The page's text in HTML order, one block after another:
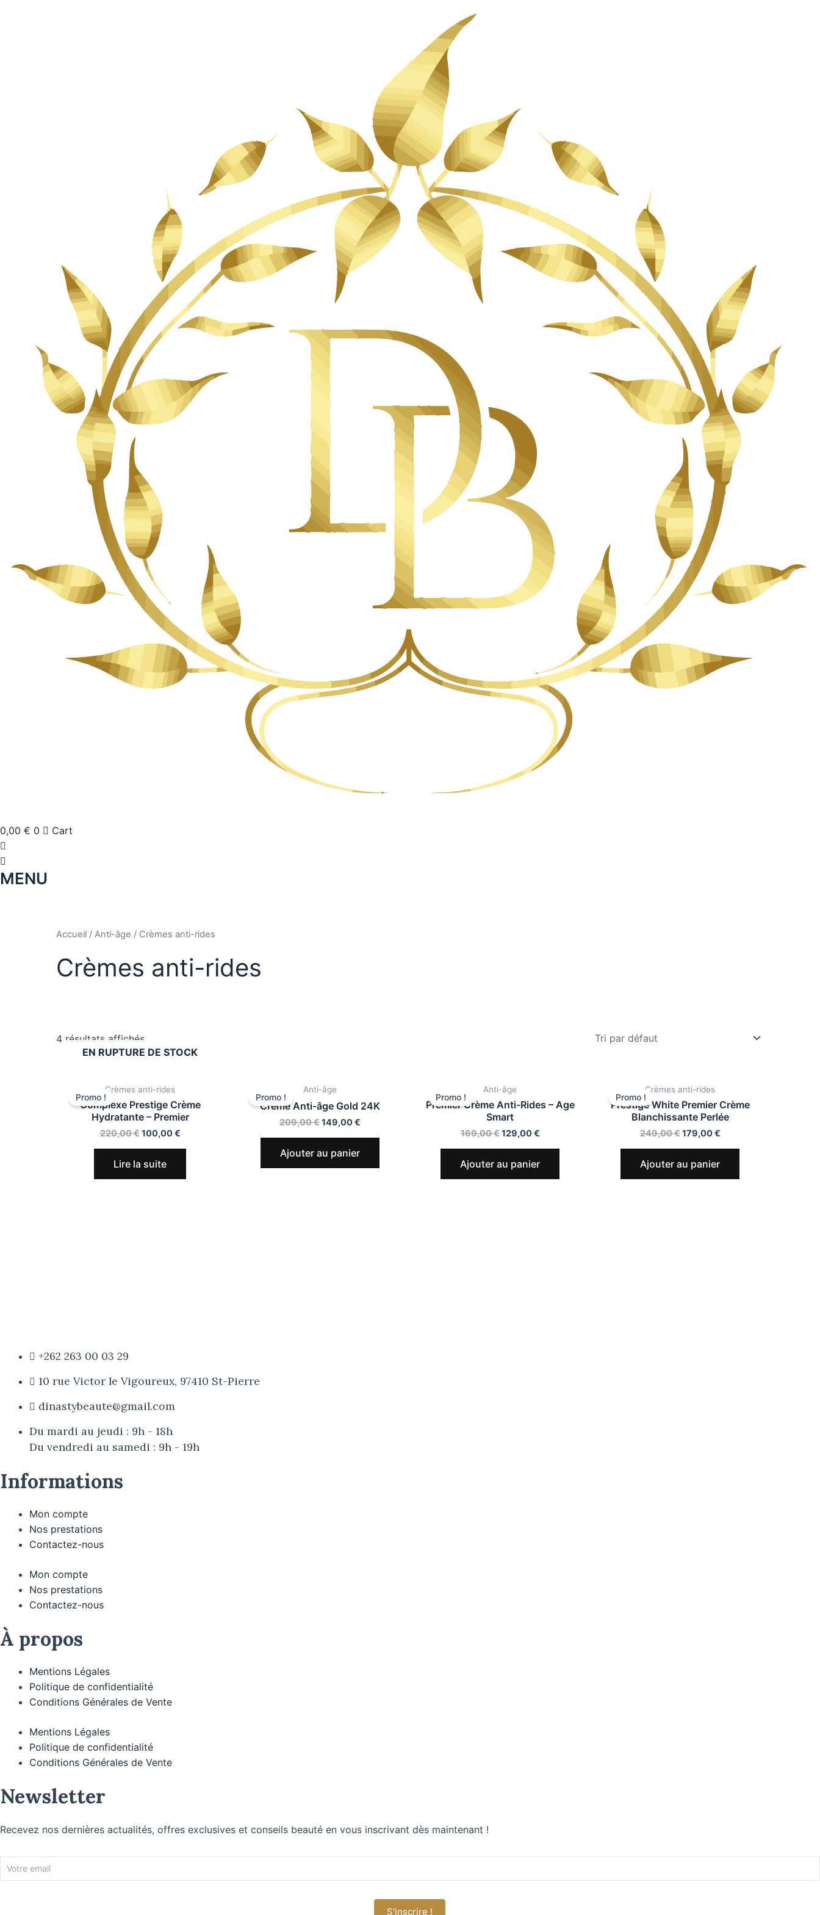
0,00 € 0 Cart
MENU
Accueil / Anti-âge / Crèmes anti-rides
Crèmes anti-rides
4 résultats affichés
EN RUPTURE DE STOCK
Promo !
Crèmes anti-rides
Complexe Prestige Crème
Hydratante – Premier
220,00€ 100,00€
Lire la suite
Promo !
Anti-âge
Crème Anti-âge Gold 24K
209,00€149,00€
Ajouter au panier
Promo !
Anti-âge
Premier Crème Anti-Rides – Age
Smart
169,00€ 129,00€
Ajouter au panier
Promo !
Crèmes anti-rides
Prestige White Premier Crème
Blanchissante Perlée
249,00€ 179,00€
Ajouter au panier
+262 263 00 03 29
10 rue Victor le Vigoureux, 97410 St-Pierre
dinastybeaute@gmail.com
Du mardi au jeudi : 9h - 18h
Du vendredi au samedi : 9h - 19h
Informations
Mon compte
Nos prestations
Contactez-nous
Mon compte
Nos prestations
Contactez-nous
À propos
Mentions Légales
Politique de confidentialité
Conditions Générales de Vente
Mentions Légales
Politique de confidentialité
Conditions Générales de Vente
Newsletter
Recevez nos dernières actualités, offres exclusives et conseils beauté en vous inscrivant dès maintenant !
Newsletter
S'inscrire !